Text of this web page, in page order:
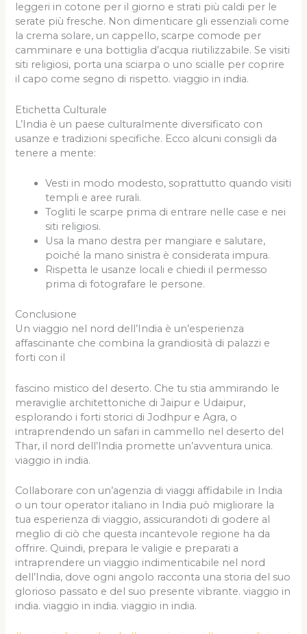
leggeri in cotone per il giorno e strati più caldi per le
serate più fresche. Non dimenticare gli essenziali come
la crema solare, un cappello, scarpe comode per
camminare e una bottiglia d’acqua riutilizzabile. Se visiti
siti religiosi, porta una sciarpa o uno scialle per coprire
il capo come segno di rispetto. viaggio in india.
Etichetta Culturale
L’India è un paese culturalmente diversificato con
usanze e tradizioni specifiche. Ecco alcuni consigli da
tenere a mente:
Vesti in modo modesto, soprattutto quando visiti
templi e aree rurali.
Togliti le scarpe prima di entrare nelle case e nei
siti religiosi.
Usa la mano destra per mangiare e salutare,
poiché la mano sinistra è considerata impura.
Rispetta le usanze locali e chiedi il permesso
prima di fotografare le persone.
Conclusione
Un viaggio nel nord dell’India è un’esperienza
affascinante che combina la grandiosità di palazzi e
forti con il
fascino mistico del deserto. Che tu stia ammirando le
meraviglie architettoniche di Jaipur e Udaipur,
esplorando i forti storici di Jodhpur e Agra, o
intraprendendo un safari in cammello nel deserto del
Thar, il nord dell’India promette un’avventura unica.
viaggio in india.
Collaborare con un’agenzia di viaggi affidabile in India
o un tour operator italiano in India può migliorare la
tua esperienza di viaggio, assicurandoti di godere al
meglio di ciò che questa incantevole regione ha da
offrire. Quindi, prepara le valigie e preparati a
intraprendere un viaggio indimenticabile nel nord
dell’India, dove ogni angolo racconta una storia del suo
glorioso passato e del suo presente vibrante. viaggio in
india. viaggio in india. viaggio in india.